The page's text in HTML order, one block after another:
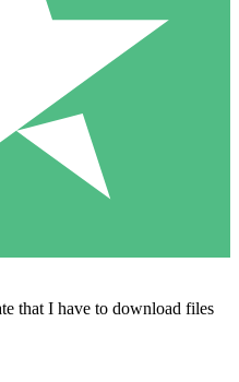
that I have to download files